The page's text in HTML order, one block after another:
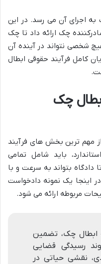
اجرای آن می رسد. در این
چک ارائه داد تا چک
شخصی نتواند در آینده آن
کامل فرآیند حقوقی ابطال
چک
مهم ترین بخش های فرآیند
باید شامل تمامی
دادگاه بتواند به سرعت و با
اینجا یک نمونه دادخواست
مربوطه ارائه می شود.
ابطال چک، تضمین
رسیدگی قضایی
نقشی حیاتی در